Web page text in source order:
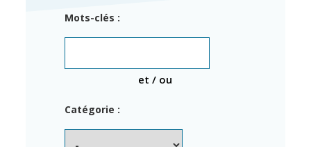
Cimetières
Titres
État civil
Mots-clés :
et / ou
Catégorie :